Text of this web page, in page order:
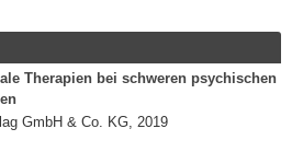
Therapien bei schweren psychischen
GmbH & Co. KG, 2019